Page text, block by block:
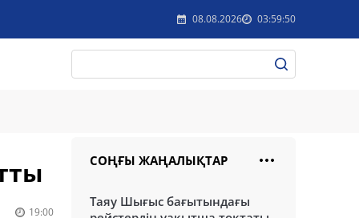
08.08.2026 03:59:50
19:00
СОҢҒЫ ЖАҢАЛЫҚТАР
Таяу Шығыс бағытындағы